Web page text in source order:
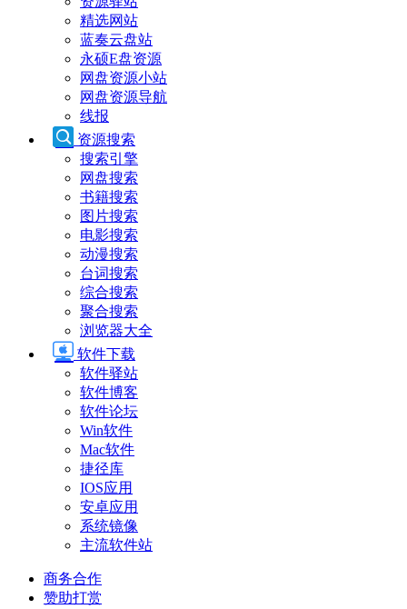
精选网站
蓝奏云盘站
永硕E盘资源
网盘资源小站
网盘资源导航
线报
资源搜索
搜索引擎
网盘搜索
书籍搜索
图片搜索
电影搜索
动漫搜索
台词搜索
综合搜索
聚合搜索
浏览器大全
软件下载
软件驿站
软件博客
软件论坛
Win软件
Mac软件
捷径库
IOS应用
安卓应用
系统镜像
主流软件站
商务合作
赞助打赏